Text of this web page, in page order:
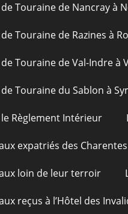
de Touraine de Nancray à
Touraine de Razines à
Touraine de Val-Indre à
Touraine du Sablon à
Règlement Intérieur
expatriés des
loin de leur terroir
reçus à l’Hôtel des